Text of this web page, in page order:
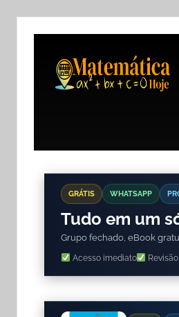
GRÁTIS WHATSAPP
Tudo em um
Grupo fechado, eBook
Acesso imediato